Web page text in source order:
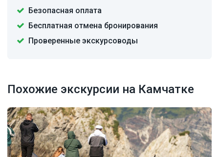
Безопасная оплата
Бесплатная отмена бронирования
Проверенные экскурсоводы
Похожие экскурсии на Камчатке